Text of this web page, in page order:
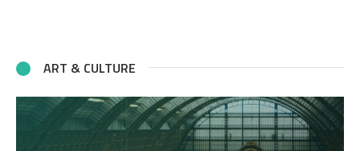
ART & CULTURE